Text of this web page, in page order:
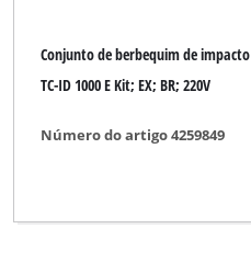
Conjunto de berbequim de impacto
TC-ID 1000 E Kit; EX; BR; 220V
Número do artigo 4259849